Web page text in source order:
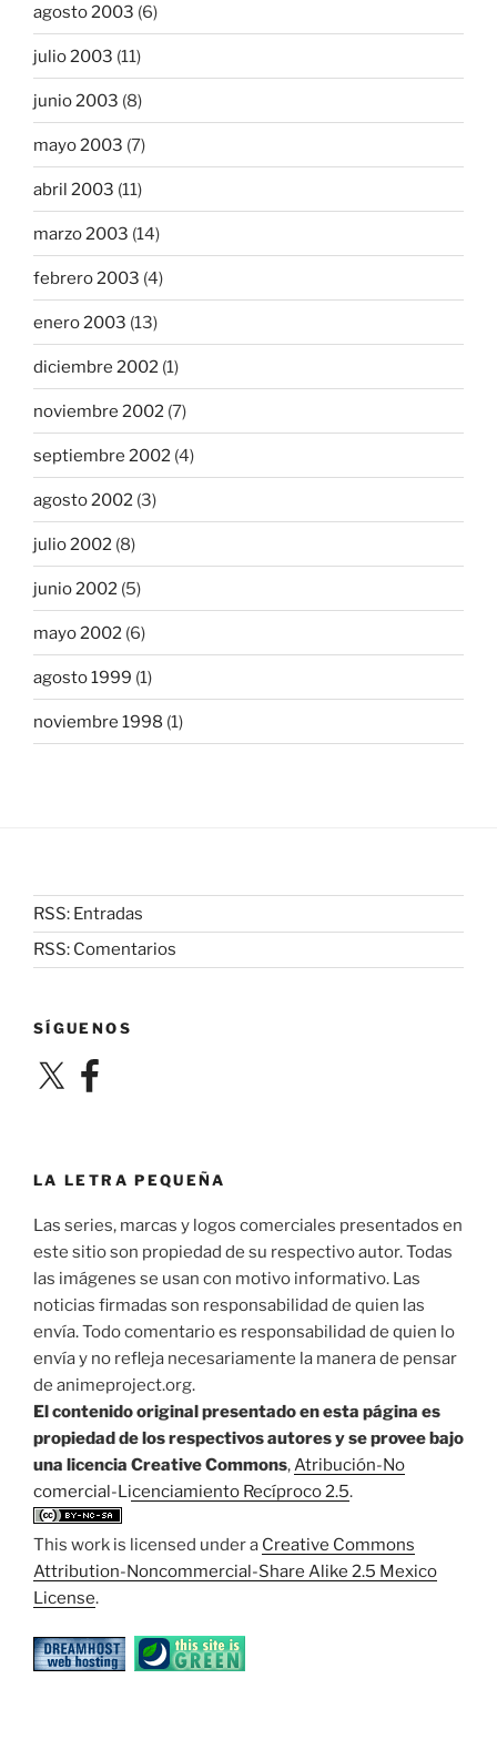
agosto 2003 (6)
julio 2003 (11)
junio 2003 (8)
mayo 2003 (7)
abril 2003 (11)
marzo 2003 (14)
febrero 2003 (4)
enero 2003 (13)
diciembre 2002 (1)
noviembre 2002 (7)
septiembre 2002 (4)
agosto 2002 (3)
julio 2002 (8)
junio 2002 (5)
mayo 2002 (6)
agosto 1999 (1)
noviembre 1998 (1)
RSS: Entradas
RSS: Comentarios
SÍGUENOS
X Facebook
LA LETRA PEQUEÑA
Las series, marcas y logos comerciales presentados en
este sitio son propiedad de su respectivo autor. Todas
las imágenes se usan con motivo informativo. Las
noticias firmadas son responsabilidad de quien las
envía. Todo comentario es responsabilidad de quien lo
envía y no refleja necesariamente la manera de pensar
de animeproject.org.
El contenido original presentado en esta página es
propiedad de los respectivos autores y se provee bajo
una licencia Creative Commons,Atribución-No
comercial-Licenciamiento Recíproco 2.5.
This work is licensed under a Creative Commons
Attribution-Noncommercial-Share Alike 2.5 Mexico
License.